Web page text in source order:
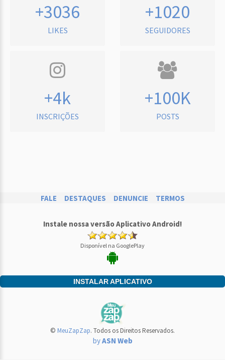
+3036
LIKES
+1020
SEGUIDORES
+4k
INSCRIÇÕES
+100K
POSTS
FALE DESTAQUES DENUNCIE TERMOS
Instale nossa versão Aplicativo Android!
Disponível na GooglePlay
INSTALAR APLICATIVO
© MeuZapZap. Todos os Direitos Reservados.
byASN Web